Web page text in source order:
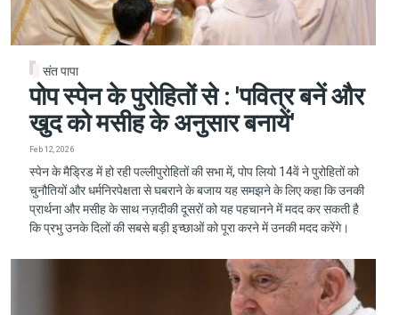
संत पापा
पोप स्पेन के पुरोहितों से : 'पवित्र बनें और
खुद को मसीह के अनुसार बनायें'
Feb 12, 2026
स्पेन के मैड्रिड में हो रही पल्लीपुरोहितों की सभा में, पोप लियो 14वें ने पुरोहितों को
चुनौतियों और धर्मनिरपेक्षता से घबराने के बजाय यह समझने के लिए कहा कि उनकी
प्रार्थना और मसीह के साथ नज़दीकी दूसरों को यह पहचानने में मदद कर सकती है
कि प्रभु उनके दिलों की सबसे बड़ी इच्छाओं को पूरा करने में उनकी मदद करेंगे।